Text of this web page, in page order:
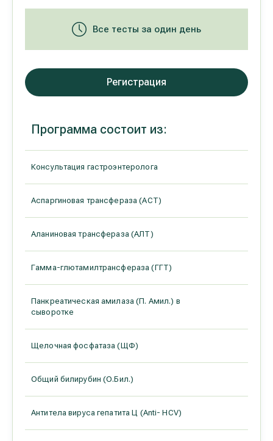
Все тесты за один день
Регистрация
Программа состоит из:
Консультация гастроэнтеролога
Аспаргиновая трансфераза (АСТ)
Аланиновая трансфераза (АЛТ)
Гамма-глютамилтрансфераза (ГГТ)
Панкреатическая амилаза (П. Амил.) в
сыворотке
Щелочная фосфатаза (ЩФ)
Общий билирубин (О.Бил.)
Антитела вируса гепатита Ц (Anti- HCV)
Все врачи